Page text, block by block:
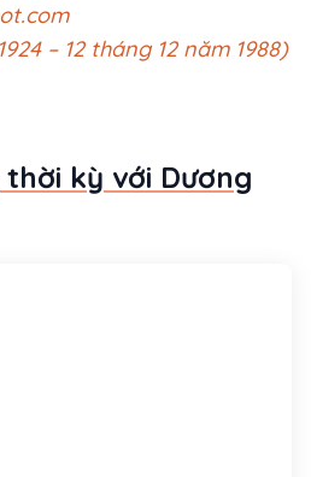
– 12 tháng 12 năm 1988)
kỳ với Dương